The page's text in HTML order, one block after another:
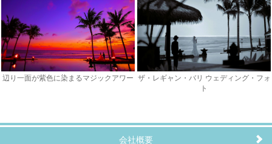
辺り一面が紫色に染まるマジックアワー ザ・レギャン・バリ ウェディング・フォ
ト
会社概要